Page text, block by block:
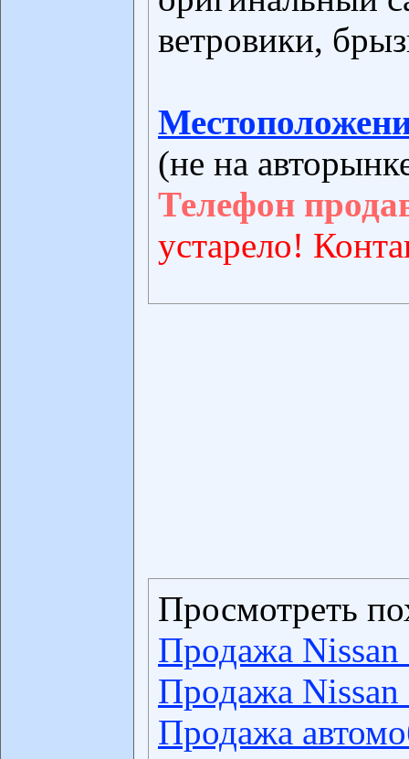
ветровики,
(не на
Телефон
устарело!
Просмотреть
Продажа
Продажа
Продажа